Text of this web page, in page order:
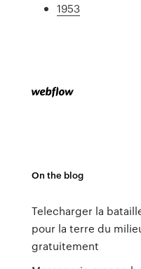
1953
On the blog
Telecharger la
pour la terre du
gratuitement